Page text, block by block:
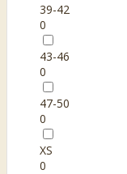
39-42
0
43-46
0
47-50
0
XS
0